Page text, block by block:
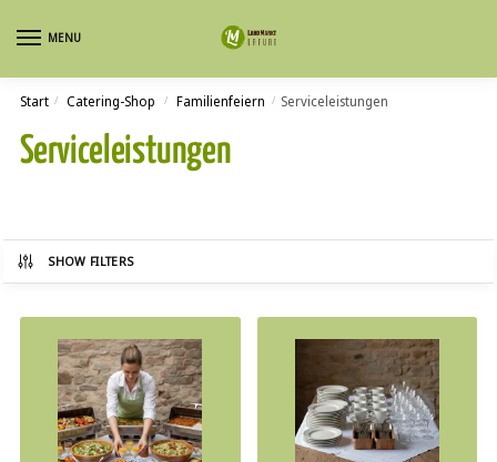
to
navigation
to
content
MENU
Start / Catering-Shop / Familienfeiern / Serviceleistungen
Serviceleistungen
SHOW FILTERS